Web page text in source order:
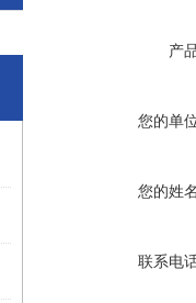
产
您的单
您的姓
联系电